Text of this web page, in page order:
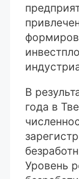
В
года в
Уровень